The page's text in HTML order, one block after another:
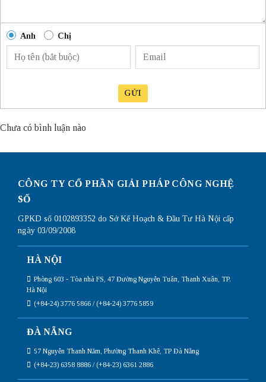
Anh Chị
GỬI
Chưa có bình luận nào
CÔNG TY CỔ PHẦN GIẢI PHÁP CÔNG NGHỆ
SỐ
GPKD số 0102893352 do Sở Kế Hoạch & Đầu Tư Hà Nội cấp
ngày 03/09/2008
HÀ NỘI
Phòng 603 - Tòa nhà FS, 47 Đường Nguyễn Tuân, Thanh Xuân, TP.
Hà Nội
(+84-24) 3776 5866 / (+84-24) 3776 5859
ĐÀ NẴNG
57 Nguyễn Thanh Năm, Phường Thanh Khê, TP Đà Nẵng
(+84-23) 6358 8886 / (+84-23) 6361 2886